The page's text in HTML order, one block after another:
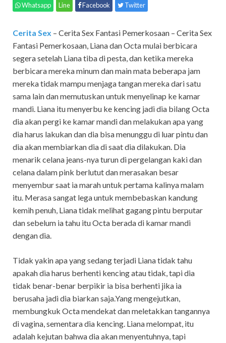
Whatsapp Line Facebook Twitter
Cerita Sex – Cerita Sex Fantasi Pemerkosaan – Cerita Sex
Fantasi Pemerkosaan, Liana dan Octa mulai berbicara
segera setelah Liana tiba di pesta, dan ketika mereka
berbicara mereka minum dan main mata beberapa jam
mereka tidak mampu menjaga tangan mereka dari satu
sama lain dan memutuskan untuk menyelinap ke kamar
mandi. Liana itu menyerbu ke kencing jadi dia bilang Octa
dia akan pergi ke kamar mandi dan melakukan apa yang
dia harus lakukan dan dia bisa menunggu di luar pintu dan
dia akan membiarkan dia di saat dia dilakukan. Dia
menarik celana jeans-nya turun di pergelangan kaki dan
celana dalam pink berlutut dan merasakan besar
menyembur saat ia marah untuk pertama kalinya malam
itu. Merasa sangat lega untuk membebaskan kandung
kemih penuh, Liana tidak melihat gagang pintu berputar
dan sebelum ia tahu itu Octa berada di kamar mandi
dengan dia.
Tidak yakin apa yang sedang terjadi Liana tidak tahu
apakah dia harus berhenti kencing atau tidak, tapi dia
tidak benar-benar berpikir ia bisa berhenti jika ia
berusaha jadi dia biarkan saja.Yang mengejutkan,
membungkuk Octa mendekat dan meletakkan tangannya
di vagina, sementara dia kencing. Liana melompat, itu
adalah kejutan bahwa dia akan menyentuhnya, tapi